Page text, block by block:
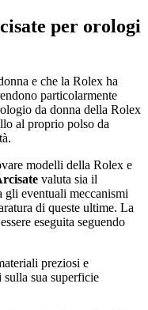
per orologi
e che la Rolex ha
particolarmente
da donna della Rolex
al proprio polso da
modelli della Rolex e
valuta sia il
gli eventuali meccanismi
di queste ultime. La
eseguita seguendo
preziosi e
sulla sua superficie